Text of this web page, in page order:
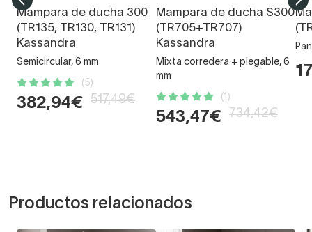
Mampara de ducha 300
(TR135, TR130, TR131)
Kassandra
Semicircular, 6 mm
(5)
382,94€ 517,49€
Mampara de ducha S300
(TR705+TR707)
Kassandra
Mixta corredera + plegable, 6
mm
(1)
543,47€ 734,42€
Productos relacionados